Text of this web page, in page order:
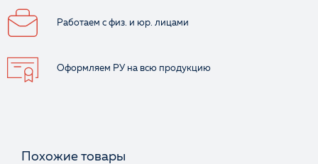
Работаем с физ. и юр. лицами
Оформляем РУ на всю продукцию
Похожие товары